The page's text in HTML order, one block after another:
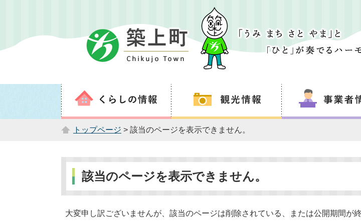
トップページ > 該当のページを表示できません。
該当のページを表示できません。
大変申し訳ございませんが、該当のページは削除されている、または公開期間が